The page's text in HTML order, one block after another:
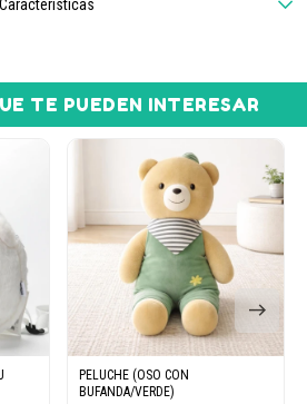
Características
TE PUEDEN INTERESAR
PELUCHE (OSO CON
BUFANDA/VERDE)